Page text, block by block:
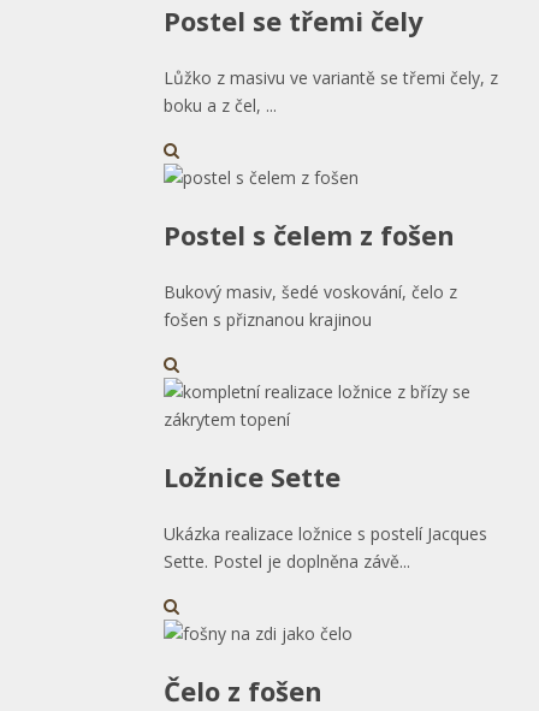
Postel se třemi čely
Lůžko z masivu ve variantě se třemi čely, z
boku a z čel, ...
Postel s čelem z fošen
Bukový masiv, šedé voskování, čelo z
fošen s přiznanou krajinou
Ložnice Sette
Ukázka realizace ložnice s postelí Jacques
Sette. Postel je doplněna závě...
Čelo z fošen